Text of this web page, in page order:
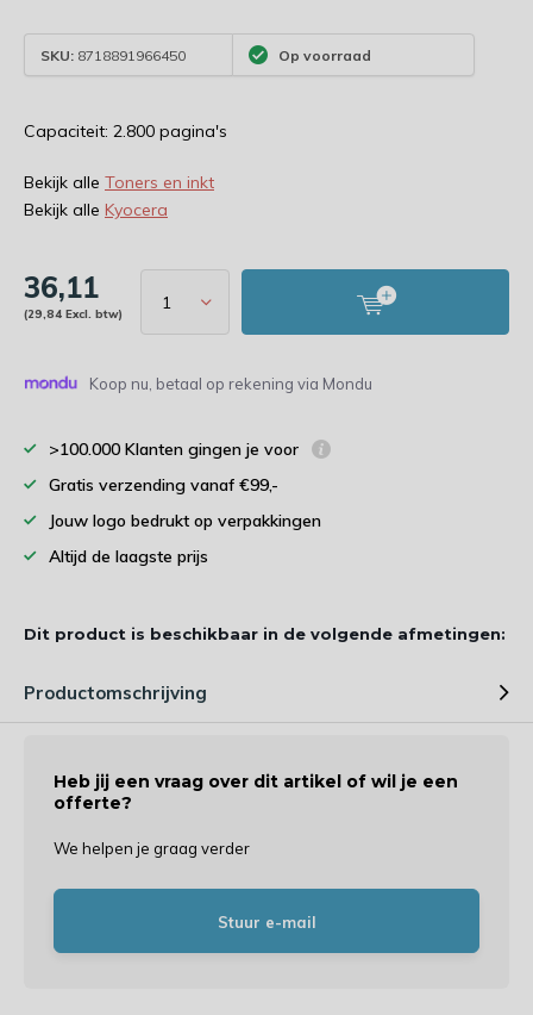
SKU: 8718891966450 Op voorraad
Capaciteit: 2.800 pagina's
Bekijk alle Toners en inkt
Bekijk alle Kyocera
36,11
(29,84 Excl. btw)
Koop nu, betaal op rekening via Mondu
>100.000 Klanten gingen je voor
Gratis verzending vanaf €99,-
Jouw logo bedrukt op verpakkingen
Altijd de laagste prijs
Dit product is beschikbaar in de volgende afmetingen:
Productomschrijving
Heb jij een vraag over dit artikel of wil je een
offerte?
We helpen je graag verder
Stuur e-mail